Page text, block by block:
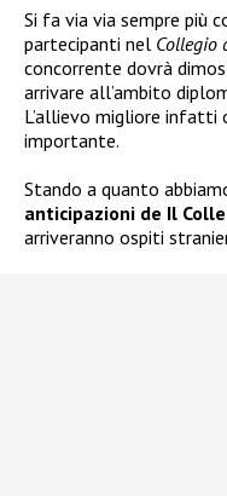
Si fa via via sempre più
partecipanti nel Collegio
concorrente dovrà
arrivare all’ambito
L’allievo migliore
importante.
Stando a quanto
anticipazioni de Il
arriveranno ospiti